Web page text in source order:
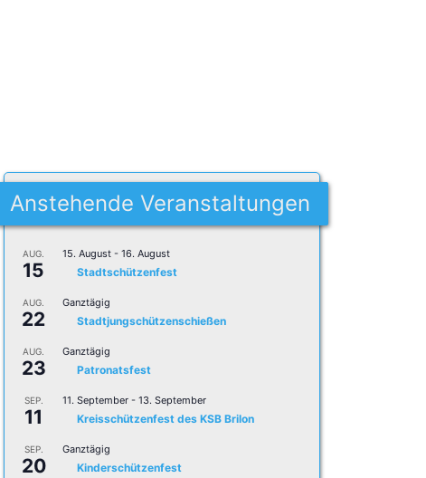
Anstehende Veranstaltungen
AUG.
15
15. August - 16. August
Stadtschützenfest
AUG.
22
Ganztägig
Stadtjungschützenschießen
AUG.
23
Ganztägig
Patronatsfest
SEP.
11
11. September - 13. September
Kreisschützenfest des KSB Brilon
SEP.
20
Ganztägig
Kinderschützenfest